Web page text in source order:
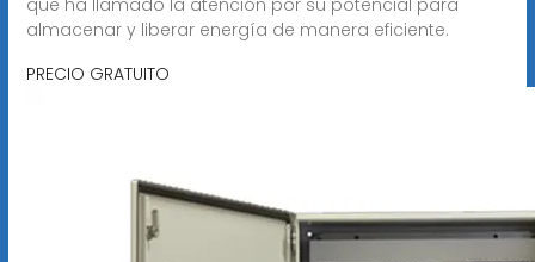
almacenar y liberar energía de manera eficiente.
PRECIO GRATUITO